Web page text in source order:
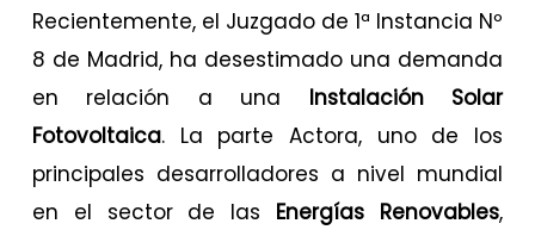
Recientemente, el Juzgado de 1ª Instancia Nº
8 de Madrid, ha desestimado una demanda
en relación a una Instalación Solar
Fotovoltaica. La parte Actora, uno de los
principales desarrolladores a nivel mundial
en el sector de las Energías Renovables,